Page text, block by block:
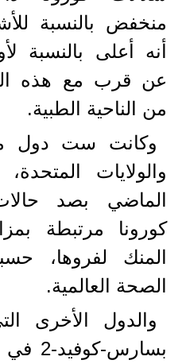
منخفض بالنسبة
أنه أعلى بالنسبة
عن قرب مع هذه
من الناحية الطبية.
وكانت ست دول من
والولايات
الماضي بصد
كورونا مرتبطة
المنك لفروها،
الصحة العالمية.
والدول الأخرى